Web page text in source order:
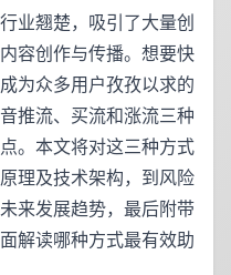
业翘楚，吸引了大量创
容创作与传播。想要快
为众多用户孜孜以求的
推流、买流和涨流三种
。本文将对这三种方式
理及技术架构，到风险
来发展趋势，最后附带
解读哪种方式最有效助